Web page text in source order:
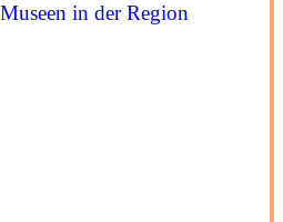
in der Region